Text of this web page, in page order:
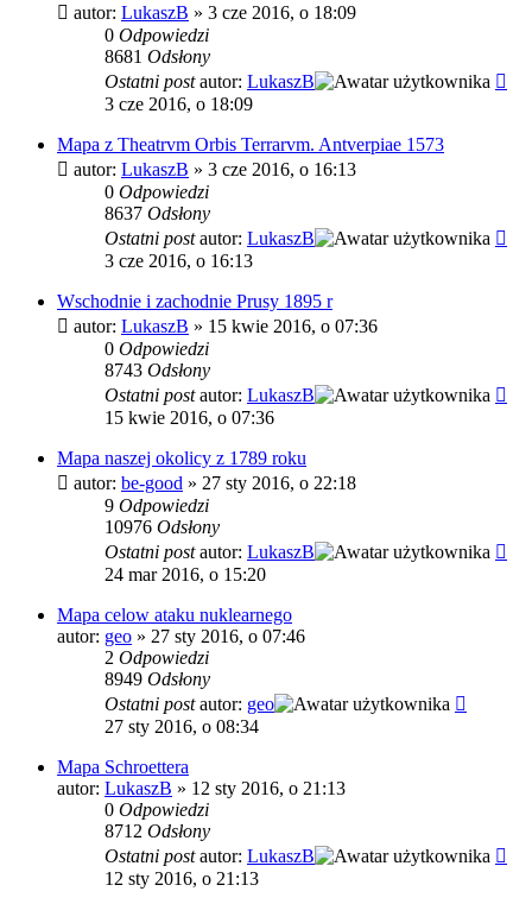
autor: LukaszB » 3 cze 2016, o 18:09
0 Odpowiedzi
8681 Odsłony
Ostatni postautor: LukaszB
3 cze 2016, o 18:09
Mapa z Theatrvm Orbis Terrarvm. Antverpiae 1573
autor: LukaszB » 3 cze 2016, o 16:13
0 Odpowiedzi
8637 Odsłony
Ostatni postautor: LukaszB
3 cze 2016, o 16:13
Wschodnie i zachodnie Prusy 1895 r
autor: LukaszB » 15 kwie 2016, o 07:36
0 Odpowiedzi
8743 Odsłony
Ostatni postautor: LukaszB
15 kwie 2016, o 07:36
Mapa naszej okolicy z 1789 roku
autor: be-good » 27 sty 2016, o 22:18
9 Odpowiedzi
10976 Odsłony
Ostatni postautor: LukaszB
24 mar 2016, o 15:20
Mapa celow ataku nuklearnego
autor: geo » 27 sty 2016, o 07:46
2 Odpowiedzi
8949 Odsłony
Ostatni postautor: geo
27 sty 2016, o 08:34
Mapa Schroettera
autor: LukaszB » 12 sty 2016, o 21:13
0 Odpowiedzi
8712 Odsłony
Ostatni postautor: LukaszB
12 sty 2016, o 21:13